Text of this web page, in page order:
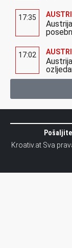
17:35
17:02
Kroativ.at Sva